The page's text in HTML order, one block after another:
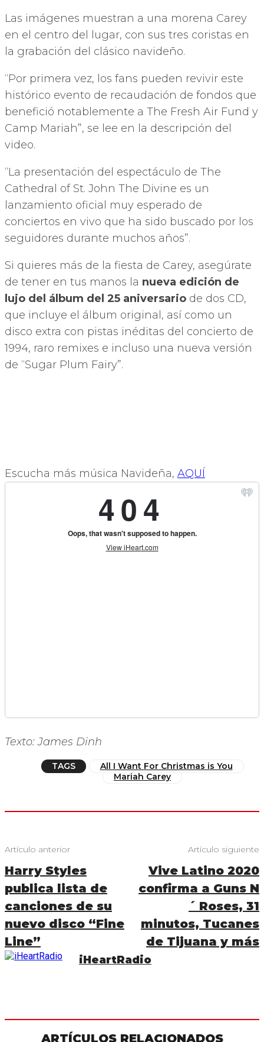
Las imágenes muestran a una morena Carey
en el centro del lugar, con sus tres coristas en
la grabación del clásico navideño.
“Por primera vez, los fans pueden revivir este
histórico evento de recaudación de fondos que
benefició notablemente a The Fresh Air Fund y
Camp Mariah”, se lee en la descripción del
video.
“La presentación del espectáculo de The
Cathedral of St. John The Divine es un
lanzamiento oficial muy esperado de
conciertos en vivo que ha sido buscado por los
seguidores durante muchos años”.
Si quieres más de la fiesta de Carey, asegúrate
de tener en tus manos la nueva edición de
lujo del álbum del 25 aniversario de dos CD,
que incluye el álbum original, así como un
disco extra con pistas inéditas del concierto de
1994, raro remixes e incluso una nueva versión
de “Sugar Plum Fairy”.
Escucha más música Navideña, AQUÍ
Texto: James Dinh
TAGS
All I Want For Christmas is You
Mariah Carey
Artículo anterior
Harry Styles
publica lista de
canciones de su
nuevo disco “Fine
Line”
Artículo siguiente
Vive Latino 2020
confirma a Guns N
´ Roses, 31
minutos, Tucanes
de Tijuana y más
iHeartRadio
ARTÍCULOS RELACIONADOS